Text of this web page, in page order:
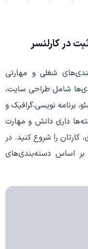
در کارلنسر
شغلی و مهارتی
شامل طراحی سایت،
برنامه نویسی،گرافیک و
داری دانش و مهارت
کارتان را شروع کنید. در
بر اساس دسته‌بندی‌های